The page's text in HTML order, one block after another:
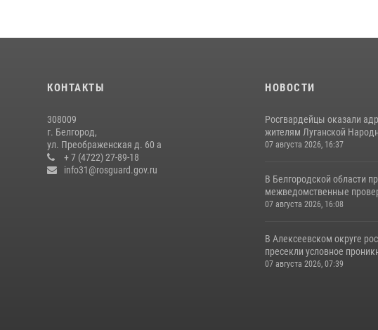
КОНТАКТЫ
308009
г. Белгород,
ул. Преображенская д. 60 а
+ 7 (4722) 27-89-18
info31@rosguard.gov.ru
НОВОСТИ
Росгвардейцы оказали
жителям Луганской
07 августа 2026, 16:37
В Белгородской области
межведомственные
07 августа 2026, 16:08
В Алексеевском округе
пресекли условное
07 августа 2026, 07:39